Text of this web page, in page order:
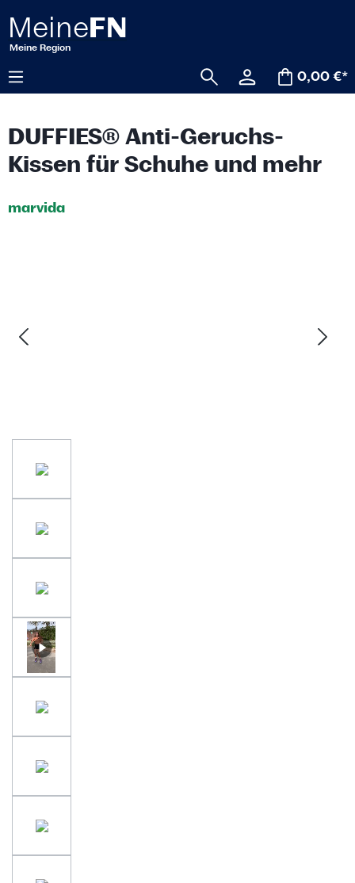
springen
0,00 €*
DUFFIES® Anti-Geruchs-
Kissen für Schuhe und mehr
marvida